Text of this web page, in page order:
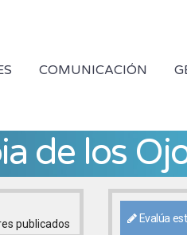
COMUNICACIÓN
de los
publicados Evalúa